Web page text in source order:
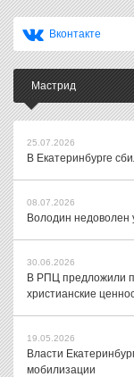
Вконтакте
Мастрид
25.07.2026
В Екатеринбурге
08.07.2026
Володин недоволен
30.06.2026
В РПЦ предложили
христианские
19.05.2026
Власти
мобилизации